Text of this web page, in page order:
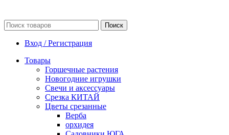
Поиск
Вход / Регистрация
Товары
Горшечные растения
Новогодние игрушки
Свечи и аксессуары
Срезка КИТАЙ
Цветы срезанные
Верба
орхидея